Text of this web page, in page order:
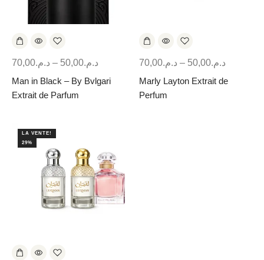
د.م.70,00 – د.م.50,00
Man in Black – By Bvlgari
Extrait de Parfum
د.م.70,00 – د.م.50,00
Marly Layton Extrait de
Perfum
LA VENTE!
29%